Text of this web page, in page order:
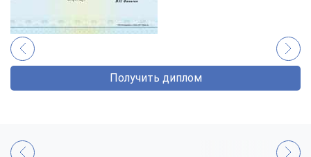
Получить диплом